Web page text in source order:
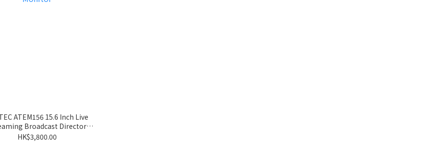
ATEM156 15.6 Inch Live
Broadcast Director
Monitor
HK$3,800.00